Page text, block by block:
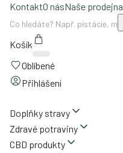
KontaktO násNaše prodejna
Košík
Oblíbené
Přihlášení
Doplňky stravy
Zdravé potraviny
CBD produkty